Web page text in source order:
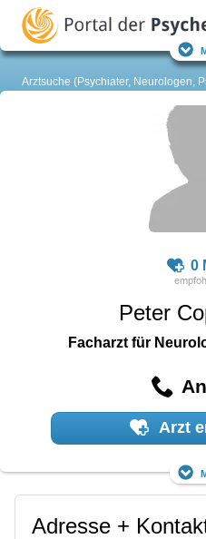
Arztsuche (Psychiater, Neurologen,
0
Peter
Facharzt für
Arzt
Adresse +